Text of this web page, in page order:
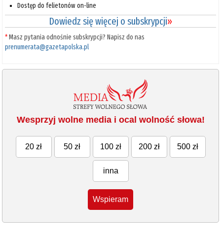
Dostęp do felietonów on-line
Dowiedz się więcej o subskrypcji»
*Masz pytania odnośnie subskrypcji? Napisz do nas
prenumerata@gazetapolska.pl
Wesprzyj wolne media i ocal wolność słowa!
20 zł 50 zł 100 zł 200 zł 500 zł
inna
Wspieram